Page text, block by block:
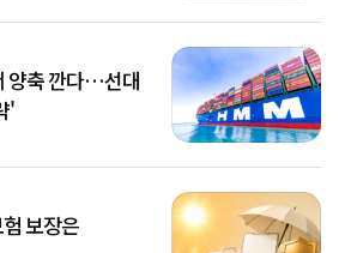
양축 깐다…선대
'
보장은